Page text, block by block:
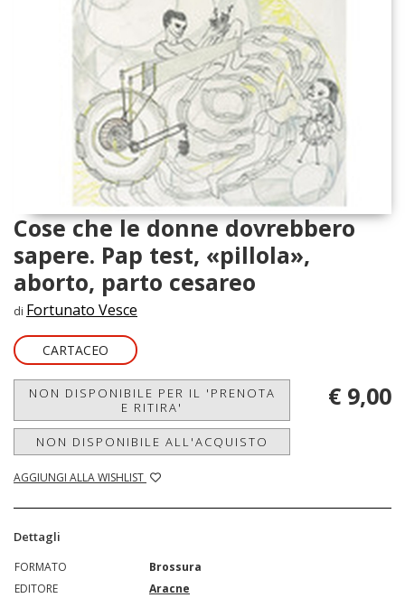
Cose che le donne dovrebbero
sapere. Pap test, «pillola»,
aborto, parto cesareo
di Fortunato Vesce
CARTACEO
NON DISPONIBILE PER IL 'PRENOTA
E RITIRA'
NON DISPONIBILE ALL'ACQUISTO
AGGIUNGI ALLA WISHLIST
€ 9,00
Dettagli
FORMATO
Brossura
EDITORE
Aracne